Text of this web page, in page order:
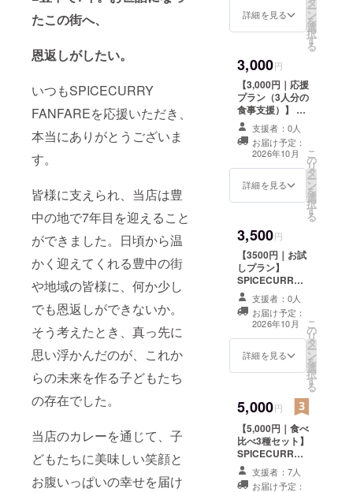
たこの街へ、
恩返しがしたい。
いつもSPICECURRY
FANFAREを応援いただき、
本当にありがとうございま
す。
皆様に支えられ、当店は豊
中の地で7年目を迎えること
ができました。日頃から温
かく迎えてくれる豊中の街
や地域の皆様に、何か少し
でも恩返しができないか。
そう考えたとき、真っ先に
思い浮かんだのが、これか
らの未来を作る子どもたち
の存在でした。
当店のカレーを通じて、子
どもたちに美味しい笑顔と
お腹いっぱいの幸せを届け
市内の子ど
も食堂など
して届けま
す。
美味しいカ
レーを通し
て、子ども
たちの笑顔
につながる
活動を目指
していま
援1点につき、
へ【1食分】のカ
ます。 まずはカ
レーの美味しさ
と、このプロ
ジェクトの想い
を体験していた
だけるプランで
す。 ※こちらの
プランはレトル
トカレー店舗受
け渡し限定で
す。発送不可で
すのでご注意く
につき10食分の
支援は、1万円プ
ラン限定となり
ます。 ■ 内容 ・
レトルトカレー
1食分 ※カレーの
内容はランダム
での提供になり
ます。 ※10月末
までの店舗受け
渡しになりま
・保存方法：常
温保存 ・賞味期
限：製造日より
約18ヶ月 ・アレ
ルギー：小麦・
乳・鶏肉を含む
（詳細は表示ラ
詳細を見る ー
ン
を
選
択
す
る
3,000円
【3,000円｜応援
プラン（3人分の
食事支援）】 こ
のプロジェクト
を応援したい方
向けのプランで
す。 ご支援いた
だくことで、 子
ども食堂などへ
リターンはござ
いませんが、 あ
なたの支援が、
子どもたちの食
事と笑顔につな
がります。 お礼
として、 感謝の
メッセージと活
動レポートをお
届けいたしま
す。 ※1購入につ
き10食分の支援
は、1万円プラン
限定となりま
す。 あなたの一
歩が、 誰かの一
食になります。
支援者：0人
お届け予定：
2026年10月
詳細を見る
こ
の
リ
タ
ー
ン
を
選
択
す
る
3,500円
【3500円｜お試
しプラン】
SPICECURRY
FANFAREの オ
リジナルレトル
トカレーを1種
類。 また、ご支
援1点につき、
子ども食堂など
へ【3食分】のカ
レーの美味しさ
と、このプロ
ジェクトの想い
を体験していた
だけるプランで
す。 ※1購入につ
き10食分の支援
支援者：0人
お届け予定：
2026年10月
詳細を見る
こ
の
リ
タ
ー
ン
を
選
択
す
る
5,000円
【5,000円｜食べ
比べ3種セット】
SPICECURRY
FANFAREのオ
リジナルレトル
支援者：7人
お届け予定：